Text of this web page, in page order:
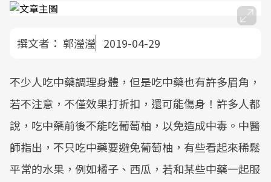
撰文者： 郭瀅瀅 2019-04-29
不少人吃中藥調理身體，但是吃中藥也有許多眉角，
若不注意，不僅效果打折扣，還可能傷身！許多人都
說，吃中藥前後不能吃葡萄柚，以免造成中毒。中醫
師指出，不只吃中藥要避免葡萄柚，有些看起來稀鬆
平常的水果，例如橘子、西瓜，若和某些中藥一起服